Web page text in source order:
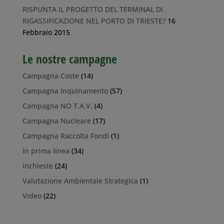
RISPUNTA IL PROGETTO DEL TERMINAL DI
RIGASSIFICAZIONE NEL PORTO DI TRIESTE? 16
Febbraio 2015
Le nostre campagne
Campagna Coste (14)
Campagna Inquinamento(57)
Campagna NO T.A.V. (4)
Campagna Nucleare (17)
Campagna Raccolta Fondi (1)
In prima linea (34)
Inchieste (24)
Valutazione Ambientale Strategica (1)
Video(22)